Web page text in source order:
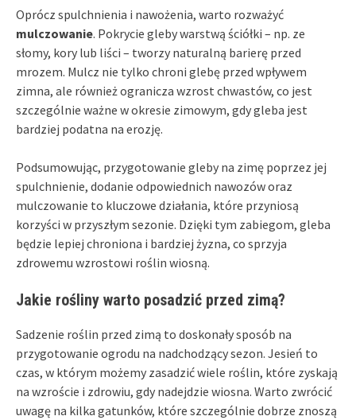
Oprócz spulchnienia i nawożenia, warto rozważyć
mulczowanie. Pokrycie gleby warstwą ściółki – np. ze
słomy, kory lub liści – tworzy naturalną barierę przed
mrozem. Mulcz nie tylko chroni glebę przed wpływem
zimna, ale również ogranicza wzrost chwastów, co jest
szczególnie ważne w okresie zimowym, gdy gleba jest
bardziej podatna na erozję.
Podsumowując, przygotowanie gleby na zimę poprzez jej
spulchnienie, dodanie odpowiednich nawozów oraz
mulczowanie to kluczowe działania, które przyniosą
korzyści w przyszłym sezonie. Dzięki tym zabiegom, gleba
będzie lepiej chroniona i bardziej żyzna, co sprzyja
zdrowemu wzrostowi roślin wiosną.
Jakie rośliny warto posadzić przed zimą?
Sadzenie roślin przed zimą to doskonały sposób na
przygotowanie ogrodu na nadchodzący sezon. Jesień to
czas, w którym możemy zasadzić wiele roślin, które zyskają
na wzroście i zdrowiu, gdy nadejdzie wiosna. Warto zwrócić
uwagę na kilka gatunków, które szczególnie dobrze znoszą